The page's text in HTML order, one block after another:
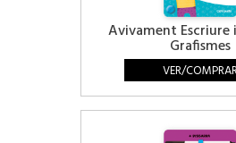
Avivament Escriure
Grafismes
VER/